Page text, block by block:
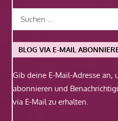
BLOG VIA E-MAIL
Gib deine E-Mail-Adresse an,
abonnieren und
via E-Mail zu erhalten.